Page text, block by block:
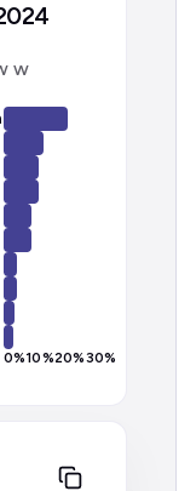
w
0%10%20%30%